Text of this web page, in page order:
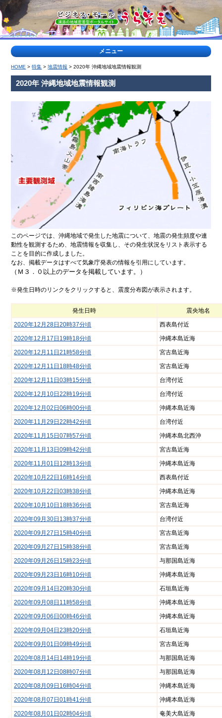
メニュー
会い
キャ
ンプ
グル
どぅ
浦添
歴史
アー
カイ
ブ映
ミュ
ケー
ショ
ン広
地域
のイ
ベン
ト・
催物
特別イ
ンタ
ビュー
てぃー
だぬ
ふぁー
通信
トッ
プ
ペー
メー
ル
マ
HOME >特集 >地震情報 > 2020年 沖縄地域地震情報観測
2020年 沖縄地域地震情報観測
このページでは、沖縄地域で発生した地震について、地震の発生頻度や連
動性を観測するため、地震情報を収集し、その発生状況をリスト表示する
ことを目的に作成しました。
なお、掲載データはすべて気象庁発表の情報を引用にしています。
（Ｍ３．０以上のデータを掲載しています。）
※発生日時のリンクをクリックすると、震度分布図が表示されます。
発生日時
震央地名
2020年12月28日20時37分頃
西表島付近
2020年12月17日19時18分頃
沖縄本島近海
2020年12月11日21時58分頃
宮古島近海
2020年12月11日18時48分頃
宮古島近海
2020年12月11日03時15分頃
台湾付近
2020年12月10日22時19分頃
台湾付近
2020年12月02日06時00分頃
沖縄本島近海
2020年11月29日22時42分頃
台湾付近
2020年11月15日07時57分頃
沖縄本島北西沖
2020年11月13日09時42分頃
宮古島近海
2020年11月01日12時13分頃
沖縄本島近海
2020年10月22日16時14分頃
西表島付近
2020年10月22日03時38分頃
沖縄本島近海
2020年10月10日18時36分頃
宮古島近海
2020年09月30日13時37分頃
台湾付近
2020年09月27日15時40分頃
宮古島近海
2020年09月27日15時38分頃
宮古島近海
2020年09月26日15時23分頃
与那国島近海
2020年09月23日16時10分頃
沖縄本島近海
2020年09月14日20時30分頃
石垣島近海
2020年09月08日11時58分頃
沖縄本島近海
2020年09月06日00時46分頃
沖縄本島近海
2020年09月04日23時20分頃
石垣島近海
2020年09月01日09時49分頃
宮古島近海
2020年08月14日14時19分頃
与那国島近海
2020年08月12日08時07分頃
与那国島近海
2020年08月09日16時04分頃
沖縄本島近海
2020年08月07日01時41分頃
沖縄本島近海
2020年08月01日02時04分頃
奄美大島近海